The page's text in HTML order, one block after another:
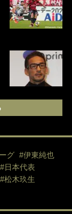
グ
#伊東純也
#日本代表
#松木玖生